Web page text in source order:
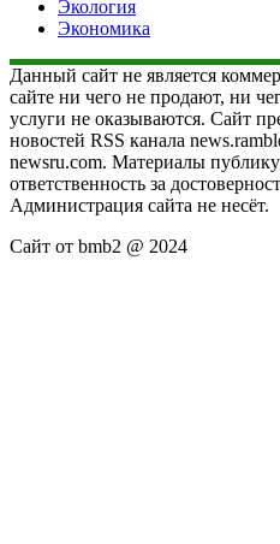
Экология
Экономика
Данный сайт не является
сайте ни чего не продают, ни
услуги не оказываются. Сайт
новостей RSS канала
newsru.com. Материалы
ответственность за
Администрация сайта не несёт.
Сайт от bmb2 @ 2024